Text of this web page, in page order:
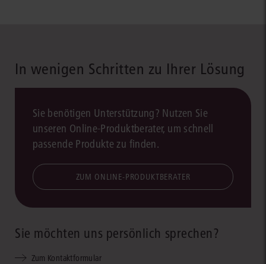
In wenigen Schritten zu Ihrer Lösung
Sie benötigen Unterstützung? Nutzen Sie
unseren Online-Produktberater, um schnell
passende Produkte zu finden.
ZUM ONLINE-PRODUKTBERATER
Sie möchten uns persönlich sprechen?
Zum Kontaktformular